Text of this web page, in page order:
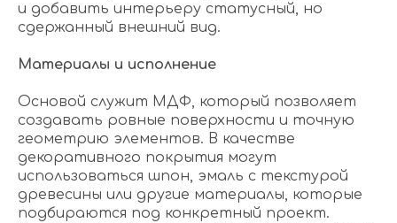
и добавить интерьеру статусный, но
сдержанный внешний вид.
Материалы и исполнение
Основой служит МДФ, который позволяет
создавать ровные поверхности и точную
геометрию элементов. В качестве
декоративного покрытия могут
использоваться шпон, эмаль с текстурой
древесины или другие материалы, которые
подбираются под конкретный проект.